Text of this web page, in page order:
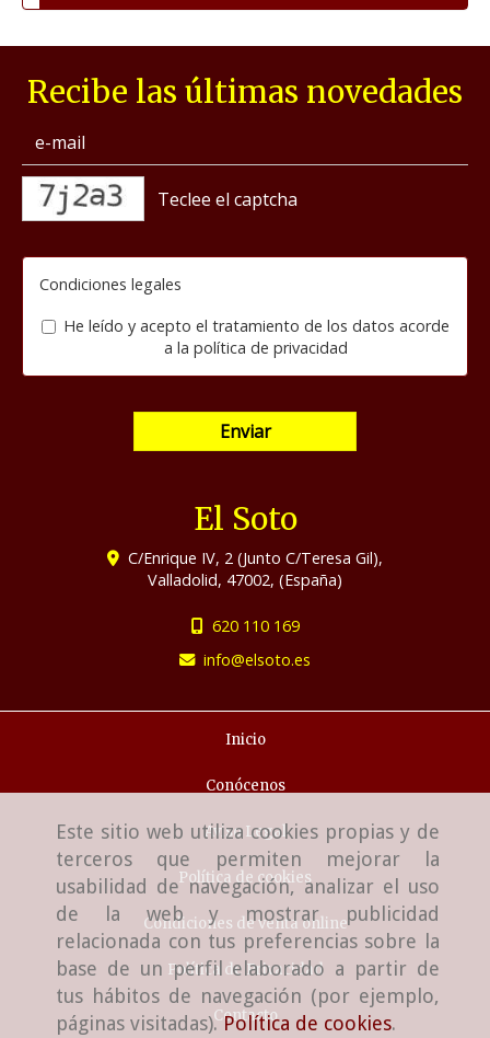
Este sitio web utiliza cookies propias y de
terceros que permiten mejorar la
usabilidad de navegación, analizar el uso
de la web y mostrar publicidad
relacionada con tus preferencias sobre la
base de un perfil elaborado a partir de
tus hábitos de navegación (por ejemplo,
páginas visitadas).Política de cookies.
Recibe las últimas novedades
Condiciones legales
He leído y acepto el tratamiento de los datos acorde
a la política de privacidad
Enviar
El Soto
C/Enrique IV, 2 (Junto C/Teresa Gil),
Valladolid, 47002, (España)
620 110 169
info
elsoto.es
Inicio
Conócenos
Aviso Legal
Política de cookies
Condiciones de venta online
Política de Privacidad
Contacto